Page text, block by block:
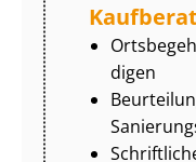
di­gen